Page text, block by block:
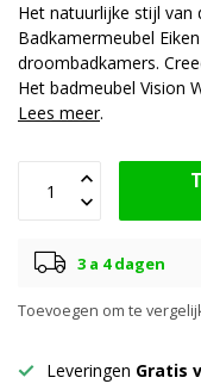
Het natuurlijke stijl van
Badkamermeubel
droombadkamers.
Het badmeubel Vision
Lees meer.
3 a 4 dagen
Toevoegen om te
Leveringen Gratis